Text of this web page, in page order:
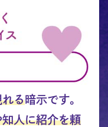
る暗示です。
人に紹介を頼